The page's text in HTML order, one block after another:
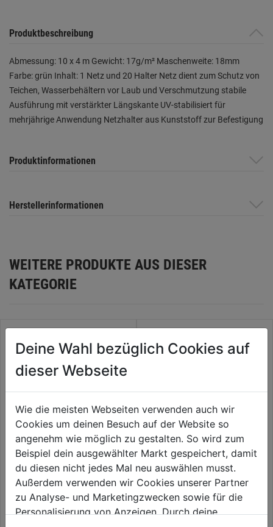
Produktbeschreibung
Abmessung: 10 x 4 m Gewicht: 17g/m² Maschenweite: 18mm
Farbe: grün Inhalt: 1 Netz und 20 Halter Netz dient zum Schutz von
Teichen, Wasserbehältern vor Laub und Verschmutzung stabile
Ausführung mit verstärkter Längskante UV-stabilisiert für
mehrjährige Anwendung Netzhalter aus Kunststoff zur Befestigung
Produktinformationen
Herstellerinformationen
WEITERE PRODUKTE AUS DIESER
KATEGORIE
Holz-Abdeckplane grün 10x2m
0.0 (0)
0.0
von
50,99€
Frühbeet Komfort Easy Fix
100x60cm
0.0 (0)
0.0
von
91,99€
Deine Wahl bezüglich Cookies auf
dieser Webseite
Wie die meisten Webseiten verwenden auch wir
Cookies um deinen Besuch auf der Website so
angenehm wie möglich zu gestalten. So wird zum
Beispiel dein ausgewählter Markt gespeichert, damit
du diesen nicht jedes Mal neu auswählen musst.
Außerdem verwenden wir Cookies unserer Partner
zu Analyse- und Marketingzwecken sowie für die
Personalisierung von Anzeigen. Durch deine